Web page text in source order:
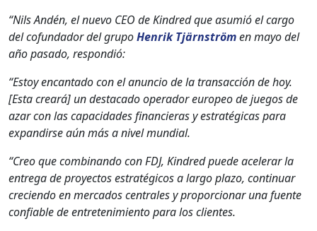
“Nils Andén, el nue­vo CEO de Kin­dred que asum­ió el car­go
del cofun­dador del grupoHen­rik Tjärn­strömen mayo del
año pasa­do, respondió:
“Estoy encan­ta­do con el anun­cio de la transac­ción de hoy.
[Esta creará] un desta­ca­do oper­ador europeo de jue­gos de
azar con las capaci­dades financieras y estratég­i­cas para
expandirse aún más a niv­el mundi­al.
“Creo que com­bi­nan­do con FDJ, Kin­dred puede acel­er­ar la
entre­ga de proyec­tos estratégi­cos a largo pla­zo, con­tin­uar
cre­cien­do en mer­ca­dos cen­trales y pro­por­cionar una fuente
con­fi­able de entreten­imien­to para los clientes.